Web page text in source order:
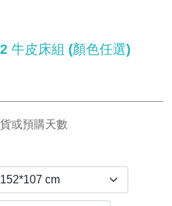
牛皮床組 (顏色任選)
或預購天數